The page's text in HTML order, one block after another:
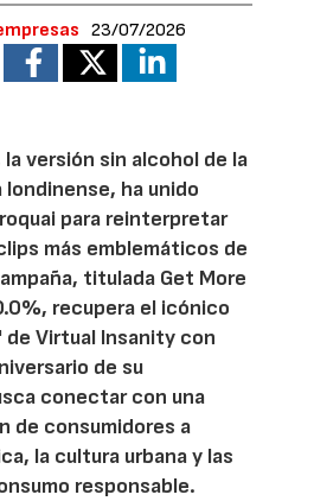
23/07/2026
la versión sin alcohol de la
ha unido
para reinterpretar
más emblemáticos de
titulada Get More
recupera el icónico
de Virtual Insanity con
de su
conectar con una
de consumidores a
la cultura urbana y las
responsable.